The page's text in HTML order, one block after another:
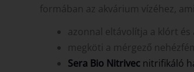
formában az akvárium vízéhez,
azonnal eltávolítja a klórt
megköti a mérgező
Sera Bio Nitrivec nitrifikáló